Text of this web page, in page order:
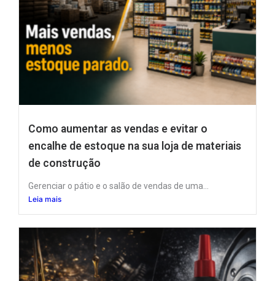
Como aumentar as vendas e evitar o
encalhe de estoque na sua loja de materiais
de construção
Gerenciar o pátio e o salão de vendas de uma...
Leia mais